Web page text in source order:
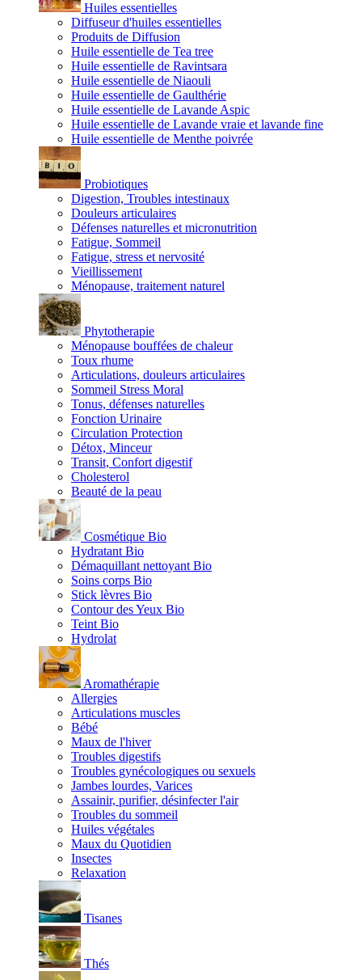
Huiles essentielles
Diffuseur d'huiles essentielles
Produits de Diffusion
Huile essentielle de Tea tree
Huile essentielle de Ravintsara
Huile essentielle de Niaouli
Huile essentielle de Gaulthérie
Huile essentielle de Lavande Aspic
Huile essentielle de Lavande vraie et lavande fine
Huile essentielle de Menthe poivrée
Probiotiques
Digestion, Troubles intestinaux
Douleurs articulaires
Défenses naturelles et micronutrition
Fatigue, Sommeil
Fatigue, stress et nervosité
Vieillissement
Ménopause, traitement naturel
Phytotherapie
Ménopause bouffées de chaleur
Toux rhume
Articulations, douleurs articulaires
Sommeil Stress Moral
Tonus, défenses naturelles
Fonction Urinaire
Circulation Protection
Détox, Minceur
Transit, Confort digestif
Cholesterol
Beauté de la peau
Cosmétique Bio
Hydratant Bio
Démaquillant nettoyant Bio
Soins corps Bio
Stick lèvres Bio
Contour des Yeux Bio
Teint Bio
Hydrolat
Aromathérapie
Allergies
Articulations muscles
Bébé
Maux de l'hiver
Troubles digestifs
Troubles gynécologiques ou sexuels
Jambes lourdes, Varices
Assainir, purifier, désinfecter l'air
Troubles du sommeil
Huiles végétales
Maux du Quotidien
Insectes
Relaxation
Tisanes
Thés